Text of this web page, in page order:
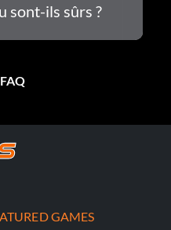
sont-ils sûrs ?
GAMES